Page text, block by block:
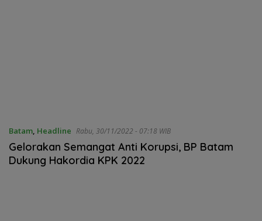
Batam, Headline Rabu, 30/11/2022 - 07:18 WIB
Gelorakan Semangat Anti Korupsi, BP Batam
Dukung Hakordia KPK 2022